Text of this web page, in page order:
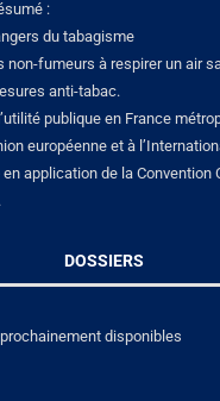
:
du tabagisme
non-fumeurs à respirer un air
anti-tabac.
publique en France
européenne et à
application de la Convention
DOSSIERS
disponibles